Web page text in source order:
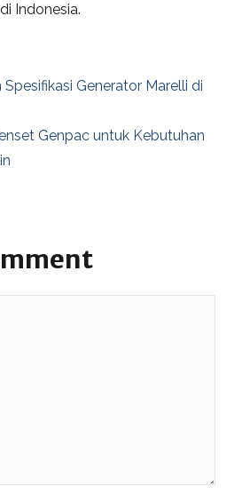
Indonesia.
Generator Marelli di
Genpac untuk Kebutuhan